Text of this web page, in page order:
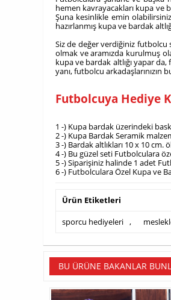
hemen kavrayacakları kupa ve
Şuna kesinlikle emin
hazırlanmış kupa ve bardak
Siz de değer verdiğiniz
olmak ve aramızda kurulmuş
kupa ve bardak altlığı yapar
yanı, futbolcu arkadaşlarınızın
Futbolcuya Hediye
1 -) Kupa bardak üzerindeki
2 -) Kupa Bardak Seramik
3 -) Bardak altlıkları 10 x 10 cm.
4 -) Bu güzel seti Futbolculara
5 -) Siparişiniz halinde 1 adet
6 -) Futbolculara Özel Kupa ve
Ürün Etiketleri
sporcu hediyeleri ,
BU ÜRÜNE BAKANLAR